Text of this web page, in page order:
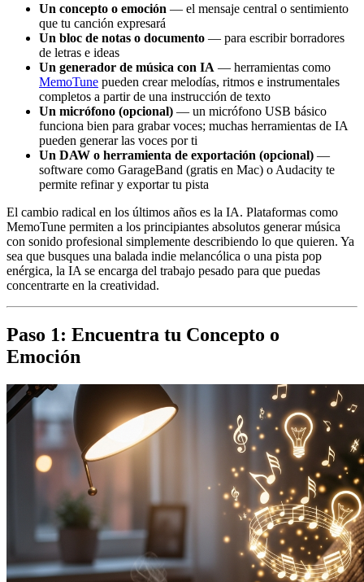
Un concepto o emoción — el mensaje central o sentimiento
que tu canción expresará
Un bloc de notas o documento — para escribir borradores
de letras e ideas
Un generador de música con IA — herramientas como
MemoTune pueden crear melodías, ritmos e instrumentales
completos a partir de una instrucción de texto
Un micrófono (opcional) — un micrófono USB básico
funciona bien para grabar voces; muchas herramientas de IA
pueden generar las voces por ti
Un DAW o herramienta de exportación (opcional) —
software como GarageBand (gratis en Mac) o Audacity te
permite refinar y exportar tu pista
El cambio radical en los últimos años es la IA. Plataformas como
MemoTune permiten a los principiantes absolutos generar música
con sonido profesional simplemente describiendo lo que quieren. Ya
sea que busques una balada indie melancólica o una pista pop
enérgica, la IA se encarga del trabajo pesado para que puedas
concentrarte en la creatividad.
Paso 1: Encuentra tu Concepto o
Emoción